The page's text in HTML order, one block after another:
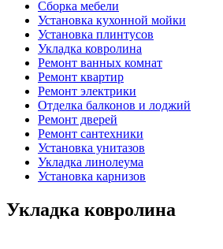
Сборка мебели
Установка кухонной мойки
Установка плинтусов
Укладка ковролина
Ремонт ванных комнат
Ремонт квартир
Ремонт электрики
Отделка балконов и лоджий
Ремонт дверей
Ремонт сантехники
Установка унитазов
Укладка линолеума
Установка карнизов
Укладка ковролина